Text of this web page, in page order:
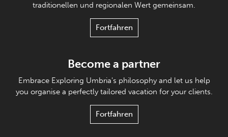
traditionellen und regionalen Wert gemeinsam.
Fortfahren
Become a partner
Embrace Exploring Umbria's philosophy and let us help
you organise a perfectly tailored vacation for your clients.
Fortfahren